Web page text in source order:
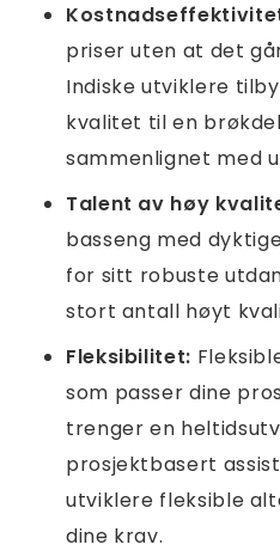
priser uten at det
Indiske utviklere
kvalitet til en
sammenlignet med
Talent av høy
basseng med
for sitt robuste
stort antall høyt
Fleksibilitet:
som passer dine
trenger en
prosjektbasert
utviklere fleksible
dine krav.